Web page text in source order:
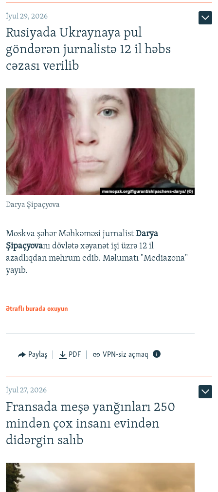
İyul 29, 2026
Rusiyada Ukraynaya pul
göndərən jurnalistə 12 il həbs
cəzası verilib
Darya Şipaçyova
Moskva şəhər Məhkəməsi jurnalist Darya
Şipaçyovanı dövlətə xəyanət işi üzrə 12 il
azadlıqdan məhrum edib. Məlumatı "Mediazona"
yayıb.
Ətraflı burada oxuyun
Paylaş PDF VPN-siz açmaq
İyul 27, 2026
Fransada meşə yanğınları 250
mindən çox insanı evindən
didərgin salıb